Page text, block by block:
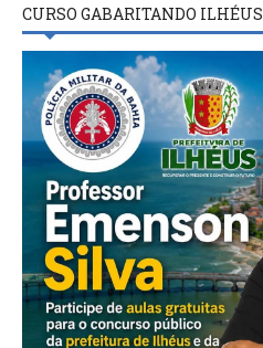
CURSO GABARITANDO ILHÉUS